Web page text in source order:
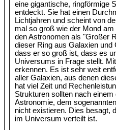
eine gigantische, ringförmige
entdeckt. Sie hat einen
Lichtjahren und scheint von
mal so groß wie der Mond
den Astronomen als "Großer
dieser Ring aus Galaxien und
dass er so groß ist, dass es
Universums in Frage stellt.
erkennen. Es ist sehr weit
aller Galaxien, aus denen
hat viel Zeit und
Strukturen sollten nach einem
Astronomie, dem
nicht existieren. Dies besagt,
im Universum verteilt ist.